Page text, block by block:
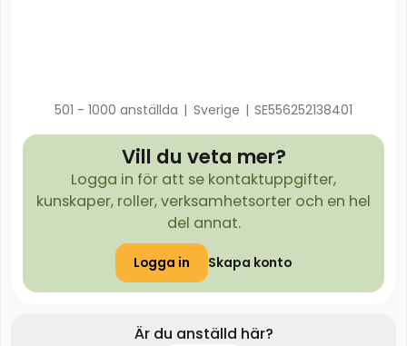
501 - 1000 anställda | Sverige | SE556252138401
Vill du veta mer?
Logga in för att se kontaktuppgifter,
kunskaper, roller, verksamhetsorter och en hel
del annat.
Logga in Skapa konto
Är du anställd här?